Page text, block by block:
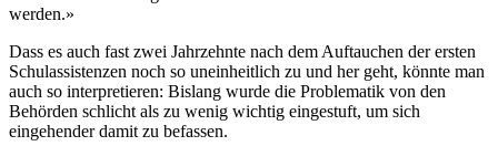
werden.»
Dass es auch fast zwei Jahrzehnte nach dem Auftauchen der ersten
Schulassistenzen noch so uneinheitlich zu und her geht, könnte man
auch so interpretieren: Bislang wurde die Problematik von den
Behörden schlicht als zu wenig wichtig eingestuft, um sich
eingehender damit zu befassen.